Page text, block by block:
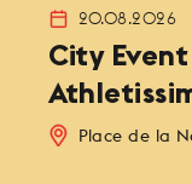
20.08.2026
City
Place de la